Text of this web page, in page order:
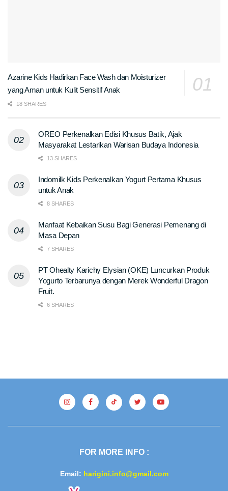
Azarine Kids Hadirkan Face Wash dan Moisturizer
yang Aman untuk Kulit Sensitif Anak
18 SHARES
OREO Perkenalkan Edisi Khusus Batik, Ajak
Masyarakat Lestarikan Warisan Budaya Indonesia
13 SHARES
Indomilk Kids Perkenalkan Yogurt Pertama Khusus
untuk Anak
8 SHARES
Manfaat Kebaikan Susu Bagi Generasi Pemenang di
Masa Depan
7 SHARES
PT Ohealty Karichy Elysian (OKE) Luncurkan Produk
Yogurto Terbarunya dengan Merek Wonderful Dragon
Fruit.
6 SHARES
FOR MORE INFO :
Email: harigini.info@gmail.com